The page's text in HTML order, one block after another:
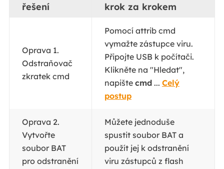
řešení
krok za krokem
Oprava 1.
Odstraňovač
zkratek cmd
Pomocí attrib cmd
vymažte zástupce viru.
Připojte USB k počítači.
Klikněte na "Hledat",
napište cmd... Celý
postup
Oprava 2.
Vytvořte
soubor BAT
pro odstranění
Můžete jednoduše
spustit soubor BAT a
použít jej k odstranění
viru zástupců z flash